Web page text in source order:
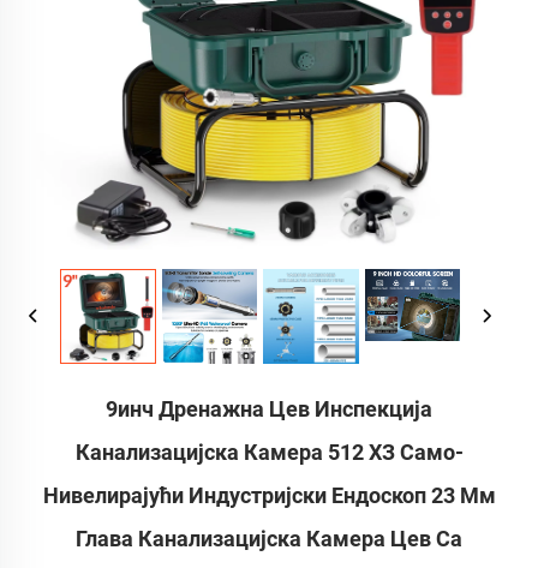
9инч Дренажна Цев Инспекција
Канализацијска Камера 512 ХЗ Само-
Нивелирајући Индустријски Ендоскоп 23 Мм
Глава Канализацијска Камера Цев Са